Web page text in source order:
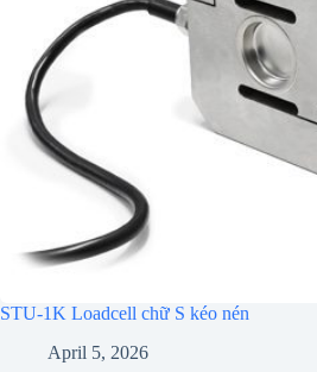
STU-1K Loadcell chữ S kéo nén
April 5, 2026